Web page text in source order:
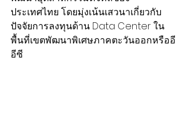
ประเทศไทย โดยมุ่งเน้นเสวนาเกี่ยวกับ
ปัจจัยการลงทุนด้าน Data Center ใน
พื้นที่เขตพัฒนาพิเศษภาคตะวันออกหรืออี
อีซี